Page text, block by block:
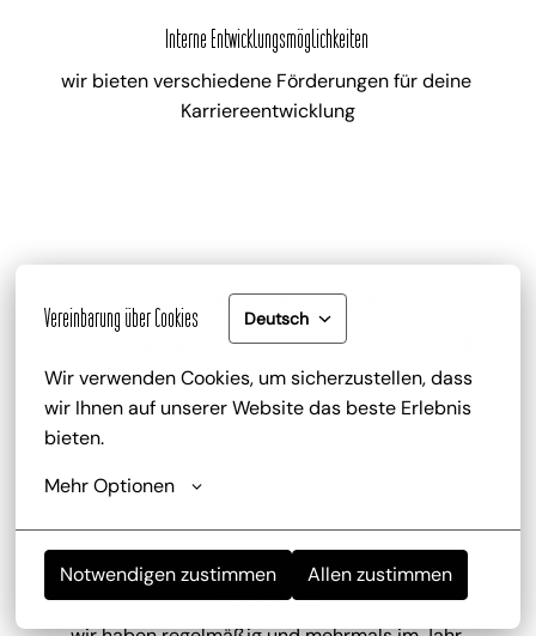
Vereinbarung über Cookies Deutsch
Wir verwenden Cookies, um sicherzustellen, dass
wir Ihnen auf unserer Website das beste Erlebnis
bieten.
Mehr Optionen
Notwendigen zustimmen Allen zustimmen
Interne Entwicklungsmöglichkeiten
wir bieten verschiedene Förderungen für deine
Karriereentwicklung
Gute Bezahlung und Mitarbeiterrabatt
zu deinem attraktiven Gehalt gib es zusätzlich die
Trinkgeldbeteiligung, Mitarbeiterrabatte und
kostenlose Getränke
Mitarbeiterevents